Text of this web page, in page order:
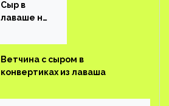
Сыр в
лаваше на
Ветчина с сыром в
конвертиках из лаваша